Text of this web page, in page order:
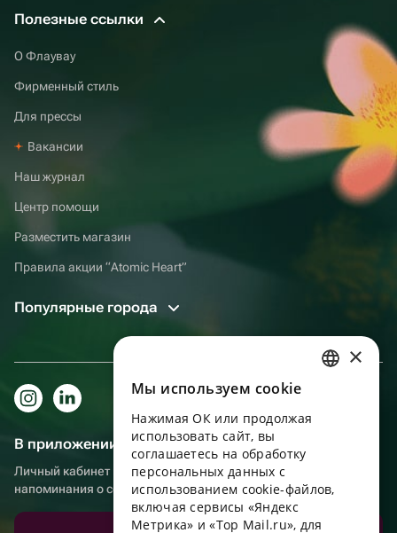
Полезные ссылки
О Флаувау
Фирменный стиль
Для прессы
Вакансии
Наш журнал
Центр помощи
Разместить магазин
Правила акции “Atomic Heart”
Популярные города
В приложении еще удобнее!
Личный кабинет получателя, больше бонусов за покупки и
напоминания о событиях
ENGLISH
UKRAINIAN
PORTUGUESE
×
Мы используем сookie
Нажимая ОК или продолжая
использовать сайт, вы
соглашаетесь на обработку
персональных данных с
использованием cookie-файлов,
включая сервисы «Яндекс
Метрика» и «Top Mail.ru», для